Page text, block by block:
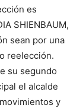
es
SHIENBAUM,
sean por una
reelección.
su segundo
el alcalde
y